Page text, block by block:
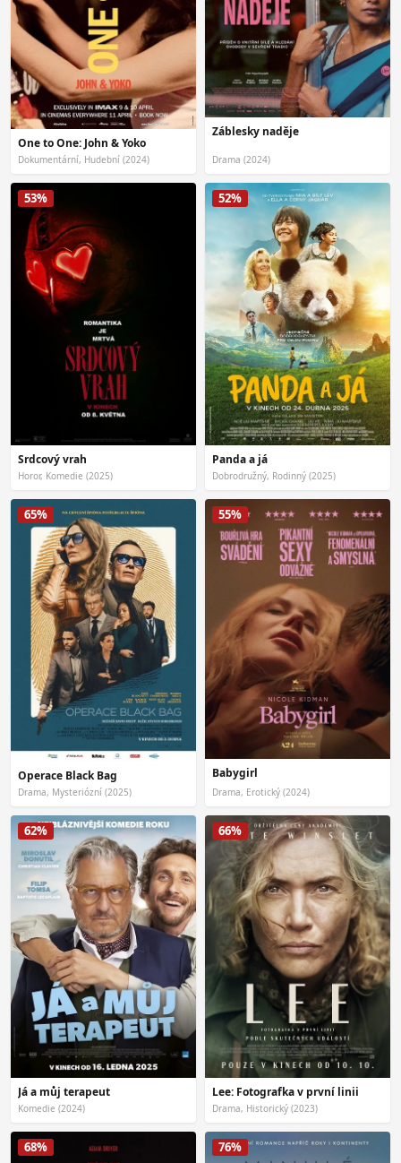
One to One: John & Yoko
Dokumentární, Hudební (2024)
Záblesky naděje
Drama (2024)
53%
Srdcový vrah
Horor, Komedie (2025)
52%
Panda a já
Dobrodružný, Rodinný (2025)
65%
Operace Black Bag
Drama, Mysteriózní (2025)
55%
Babygirl
Drama, Erotický (2024)
62%
Já a můj terapeut
Komedie (2024)
66%
Lee: Fotografka v první linii
Drama, Historický (2023)
68% 76%